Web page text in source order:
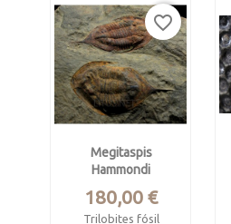
Megitaspis
Hammondi
Precio
180,00 €
Trilobites fósil
favorite_border